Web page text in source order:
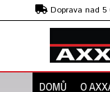
Doprava nad 5
Předvedení strojů
DOMŮ O